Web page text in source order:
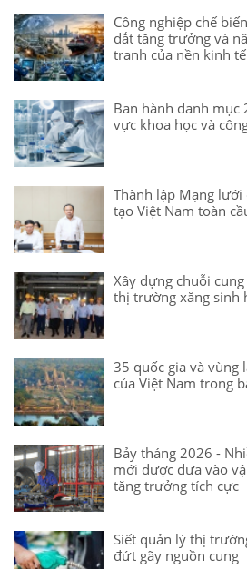
Công nghiệp chế
dắt tăng trưởng và
tranh của nền kinh tế
Ban hành danh mục
vực khoa học và
Thành lập Mạng
tạo Việt Nam toàn
Xây dựng chuỗi
thị trường xăng sinh
35 quốc gia và vùng
của Việt Nam trong
Bảy tháng 2026 -
mới được đưa vào
tăng trưởng tích cực
Siết quản lý thị
đứt gãy nguồn cung